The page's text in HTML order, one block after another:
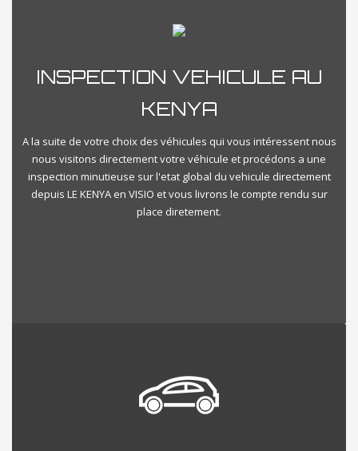
INSPECTION VEHICULE AU
KENYA
A la suite de votre choix des véhicules qui vous intéressent nous
nous visitons directement votre véhicule et procédons a une
inspection minutieuse sur l'etat global du vehicule directement
depuis LE KENYA en VISIO et vous livrons le compte rendu sur
place diretement.